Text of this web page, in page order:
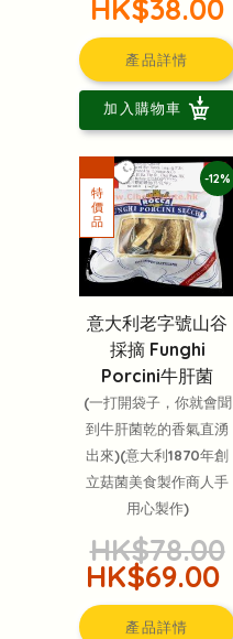
HK$38.00
產品詳情
加入購物車
-12%
意大利老字號山谷
採摘 Funghi
Porcini牛肝菌
(一打開袋子，你就會聞
到牛肝菌乾的香氣直湧
出來)(意大利1870年創
立菇菌美食製作商人手
用心製作)
HK$78.00
HK$69.00
產品詳情